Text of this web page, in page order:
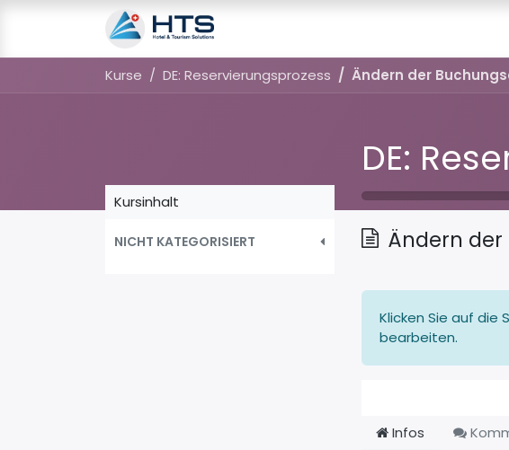
Kurse DE: Reservierungsprozess Ändern der
DE:
Kursinhalt
NICHT KATEGORISIERT Ändern
Klicken Sie auf die
bearbeiten.
Infos